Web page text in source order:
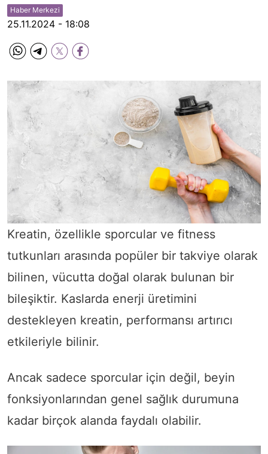
Haber Merkezi
25.11.2024 - 18:08
Kreatin, özellikle sporcular ve fitness
tutkunları arasında popüler bir takviye olarak
bilinen, vücutta doğal olarak bulunan bir
bileşiktir. Kaslarda enerji üretimini
destekleyen kreatin, performansı artırıcı
etkileriyle bilinir.
Ancak sadece sporcular için değil, beyin
fonksiyonlarından genel sağlık durumuna
kadar birçok alanda faydalı olabilir.